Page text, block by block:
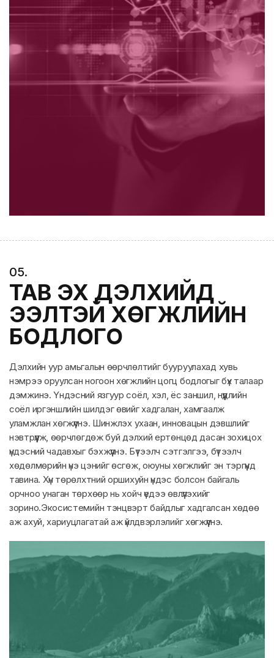
05.
ТАВ ЭХ ДЭЛХИЙД
ЭЭЛТЭЙ ХӨГЖЛИЙН
БОДЛОГО
Дэлхийн уур амьгалын өөрчлөлтийг бууруулахад хувь
нэмрээ оруулсан ногоон хөгжлийн цогц бодлогыг бүх талаар
дэмжинэ. Үндэсний язгуур соёл, хэл, ёс заншил, нүүдлийн
соёл иргэншлийн шилдэг өвийг хадгалан, хамгаалж
уламжлан хөгжүүлнэ. Шинжлэх ухаан, инновацын дэвшлийг
нэвтрүүлж, өөрчлөгдөж буй дэлхий ертөнцөд дасан зохицох
үндэсний чадавхыг бэхжүүлнэ. Бүтээлч сэтгэлгээ, бүтээлч
хөдөлмөрийн үнэ цэнийг өсгөж, оюуны хөгжлийг эн тэргүүнд
тавина. Хүн төрөлхтний оршихуйн үндэс болсон байгаль
орчноо унаган төрхөөр нь хойч үедээ өвлүүлэхийг
зорино.Экосистемийн тэнцвэрт байдлыг хадгалсан хөдөө
аж ахуй, хариуцлагатай аж үйлдвэрлэлийг хөгжүүлнэ.